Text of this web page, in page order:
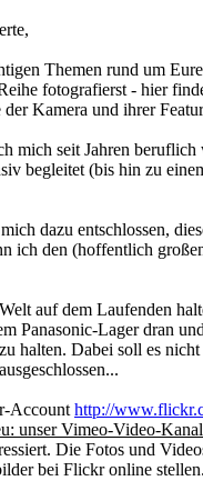
Themen rund um
fotografierst - hier
Kamera und ihrer
seit Jahren
begleitet (bis hin zu
dazu entschlossen,
den (hoffentlich
auf dem Laufenden
Panasonic-Lager dran
halten. Dabei soll es
Account http://
unser Vimeo-Video-
Die Fotos und
bei Flickr online